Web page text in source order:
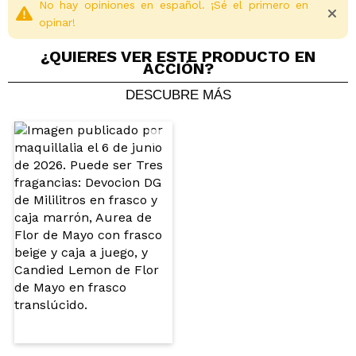
Compartir un vídeo o una foto
Tu vídeo podría ser el primero. Imagínatelo...
¿Recomendarías su compra?
No hay opiniones en español. ¡Sé el primero en
opinar!
¿QUIERES VER ESTE PRODUCTO EN
ACCIÓN?
DESCUBRE MÁS